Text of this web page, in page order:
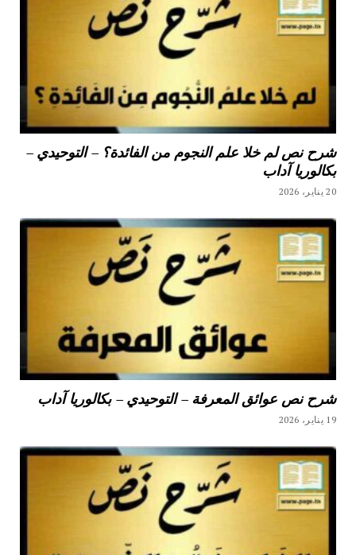
شرح نص لم خلا علم النجوم من الفائدة؟ – التوحيدي –
بكالوريا آداب
20 يناير، 2026
شرح نص عوائق المعرفة – التوحيدي – بكالوريا آداب
19 يناير، 2026